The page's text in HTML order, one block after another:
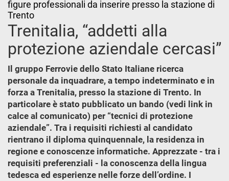
figure professionali da inserire presso la stazione di
Trento
Trenitalia, “addetti alla
protezione aziendale cercasi”
Il gruppo Ferrovie dello Stato Italiane ricerca
personale da inquadrare, a tempo indeterminato e in
forza a Trenitalia, presso la stazione di Trento. In
particolare è stato pubblicato un bando (vedi link in
calce al comunicato) per “tecnici di protezione
aziendale”. Tra i requisiti richiesti al candidato
rientrano il diploma quinquennale, la residenza in
regione e conoscenze informatiche. Apprezzate - tra i
requisiti preferenziali - la conoscenza della lingua
tedesca ed esperienze nelle forze dell’ordine. I